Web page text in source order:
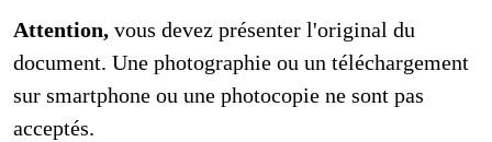
Attention, vous devez présenter l'original du
document. Une photographie ou un téléchargement
sur smartphone ou une photocopie ne sont pas
acceptés.